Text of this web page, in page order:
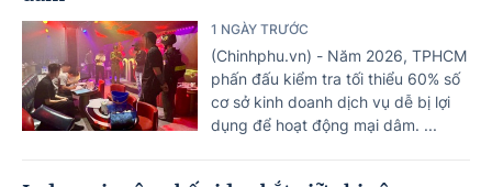
1 NGÀY TRƯỚC
(Chinhphu.vn) - Năm 2026, TPHCM
phấn đấu kiểm tra tối thiểu 60% số
cơ sở kinh doanh dịch vụ dễ bị lợi
dụng để hoạt động mại dâm. ...